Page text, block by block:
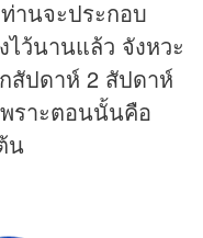
านจะประกอบ
ไว้นานแล้ว จังหวะ
สัปดาห์ 2 สัปดาห์
ราะตอนนั้นคือ
น